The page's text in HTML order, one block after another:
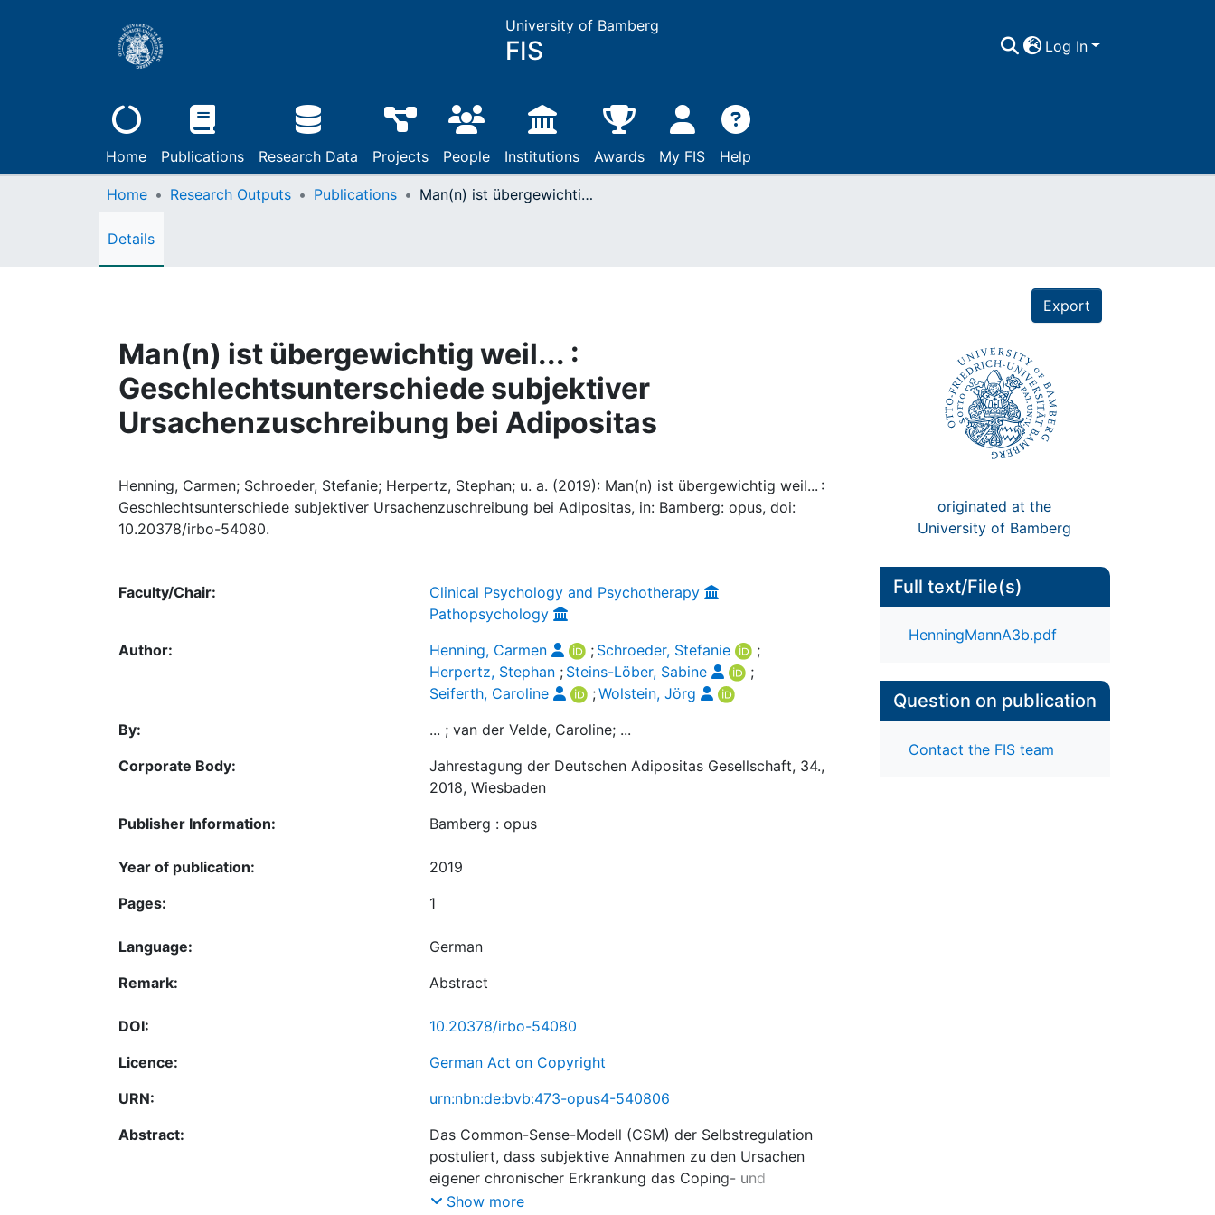
University of Bamberg
FIS Log In
Home Publications Research Data Projects People Institutions Awards My FIS Help
Home Research Outputs Publications Man(n) ist übergewichtig weil... : Geschlechtsunterschiede subjektiver Ursachenzuschreibung bei Adipositas
Details
Export
Man(n) ist übergewichtig weil... :
Geschlechtsunterschiede subjektiver
Ursachenzuschreibung bei Adipositas
Henning, Carmen; Schroeder, Stefanie; Herpertz, Stephan; u. a. (2019): Man(n) ist übergewichtig weil... :
Geschlechtsunterschiede subjektiver Ursachenzuschreibung bei Adipositas, in: Bamberg: opus, doi:
10.20378/irbo-54080.
originated at the
University of Bamberg
Faculty/Chair:
Clinical Psychology and Psychotherapy
Pathopsychology
Author:
Henning, Carmen ; Schroeder, Stefanie
;
Herpertz, Stephan ; Steins-Löber, Sabine
;
Seiferth, Caroline
;Wolstein, Jörg
By:
... ; van der Velde, Caroline; ...
Corporate Body:
Jahrestagung der Deutschen Adipositas Gesellschaft, 34.,
2018, Wiesbaden
Publisher Information:
Bamberg : opus
Year of publication:
2019
Pages:
1
Language:
German
Remark:
Abstract
DOI:
10.20378/irbo-54080
Licence:
German Act on Copyright
URN:
urn:nbn:de:bvb:473-opus4-540806
Abstract:
Das Common-Sense-Modell (CSM) der Selbstregulation
postuliert, dass subjektive Annahmen zu den Ursachen
eigener chronischer Erkrankung das Coping- und
Behandlungsverhalten Betroffener und so den
Show more
Full text/File(s)
HenningMannA3b.pdf
Question on publication
Contact the FIS team